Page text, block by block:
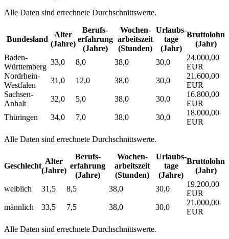
Alle Daten sind errechnete Durchschnittswerte.
Bundesland
Alter
(Jahre)
Berufs­
erfahrung
(Jahre)
Wochen­
arbeitszeit
(Stunden)
Urlaubs­
tage
(Jahr)
Bruttolohn
(Jahr)
Baden-
Württemberg
33,0 8,0 38,0 30,0
24.000,00
EUR
Nordrhein-
Westfalen
31,0 12,0 38,0 30,0
21.600,00
EUR
Sachsen-
Anhalt
32,0 5,0 38,0 30,0
16.800,00
EUR
Thüringen
34,0 7,0 38,0 30,0
18.000,00
EUR
Alle Daten sind errechnete Durchschnittswerte.
Geschlecht
Alter
(Jahre)
Berufs­
erfahrung
(Jahre)
Wochen­
arbeitszeit
(Stunden)
Urlaubs­
tage
(Jahre)
Bruttolohn
(Jahr)
weiblich 31,5 8,5 38,0 30,0
19.200,00
EUR
männlich
33,5 7,5 38,0 30,0
21.000,00
EUR
Alle Daten sind errechnete Durchschnittswerte.